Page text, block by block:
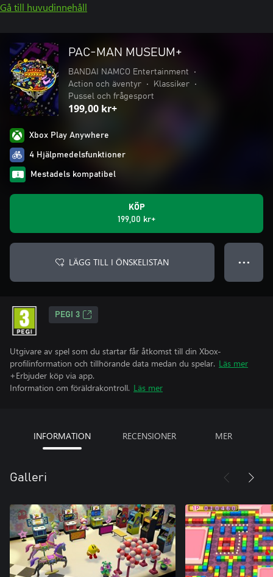
Gå till huvudinnehåll
PAC-MAN MUSEUM+
BANDAI NAMCO Entertainment
•
Action och äventyr
• Klassiker
•
Pussel och frågesport
199,00 kr+
Xbox Play Anywhere
4 Hjälpmedelsfunktioner
Mestadels kompatibel
KÖP
199,00 kr+
LÄGG TILL I ÖNSKELISTAN ● ● ●
PEGI 3
Utgivare av spel som du startar får åtkomst till din Xbox-
profilinformation och tillhörande data medan du spelar. Läs mer
+Erbjuder köp via app.
Information om föräldrakontroll. Läs mer
INFORMATION RECENSIONER MER
Galleri